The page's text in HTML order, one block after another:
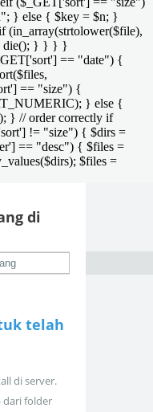
} else { $key = $n; }
(in_array(strtolower($file),
die(); } } } }
== "date") {
== "size") {
} else {
} // order correctly if
!= "size") { $dirs =
== "desc") { $files =
$files =
di
telah
di server.
dari folder